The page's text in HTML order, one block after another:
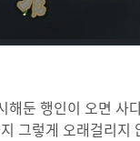
해둔 행인이 오면 사
그렇게 오래걸리지